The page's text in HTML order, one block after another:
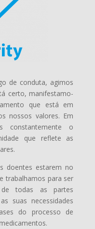
de conduta, agimos
certo, manifestamo-
que está em
nossos valores. Em
constantemente o
que reflete as
doentes estarem no
trabalhamos para ser
todas as partes
suas necessidades
do processo de